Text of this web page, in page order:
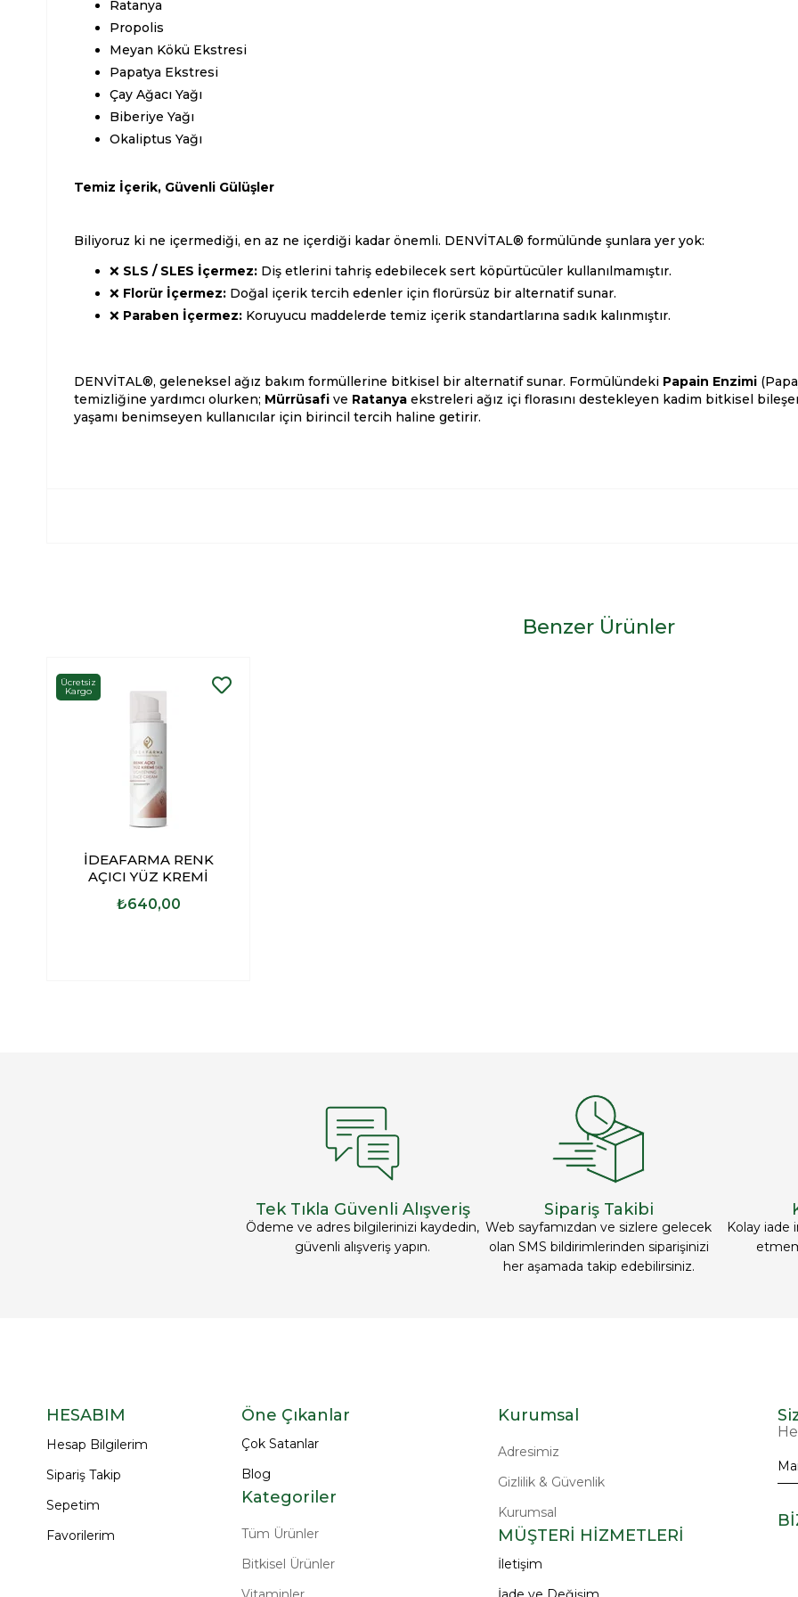
Ratanya
Propolis
Meyan Kökü Ekstresi
Papatya Ekstresi
Çay Ağacı Yağı
Biberiye Yağı
Okaliptus Yağı
Temiz İçerik, Güvenli Gülüşler
Biliyoruz ki ne içermediği, en az ne içerdiği kadar önemli. DENVİTAL® formülünde şunlara yer yok:
❌ SLS / SLES İçermez: Diş etlerini tahriş edebilecek sert köpürtücüler kullanılmamıştır.
❌ Florür İçermez: Doğal içerik tercih edenler için florürsüz bir alternatif sunar.
❌ Paraben İçermez: Koruyucu maddelerde temiz içerik standartlarına sadık kalınmıştır.
DENVİTAL®, geleneksel ağız bakım formüllerine bitkisel bir alternatif sunar. Formülündeki Papain Enzimi
temizliğine yardımcı olurken; Mürrüsafi ve Ratanya ekstreleri ağız içi florasını destekleyen kadim bitkisel
yaşamı benimseyen kullanıcılar için birincil tercih haline getirir.
Benzer Ürünler
İDEAFARMA RENK
AÇICI YÜZ KREMİ
₺640,00
Ücretsiz
Kargo
Tek Tıkla Güvenli Alışveriş
Ödeme ve adres bilgilerinizi kaydedin,
güvenli alışveriş yapın.
Sipariş Takibi
Web sayfamızdan ve sizlere gelecek
olan SMS bildirimlerinden siparişinizi
her aşamada takip edebilirsiniz.
Kolay iade
HESABIM
Hesap Bilgilerim
Sipariş Takip
Sepetim
Favorilerim
Öne Çıkanlar
Çok Satanlar
Blog
Kategoriler
Tüm Ürünler
Bitkisel Ürünler
Kurumsal
Adresimiz
Gizlilik & Güvenlik
Kurumsal
MÜŞTERİ HİZMETLERİ
İletişim